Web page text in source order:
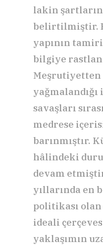
lakin
belirtilmiştir.
yapının
bilgiye
Meşrutiyetten
savaşları
medrese
barınmıştır.
hâlindeki
devam
yıllarında en
politikası
ideali
yaklaşımın